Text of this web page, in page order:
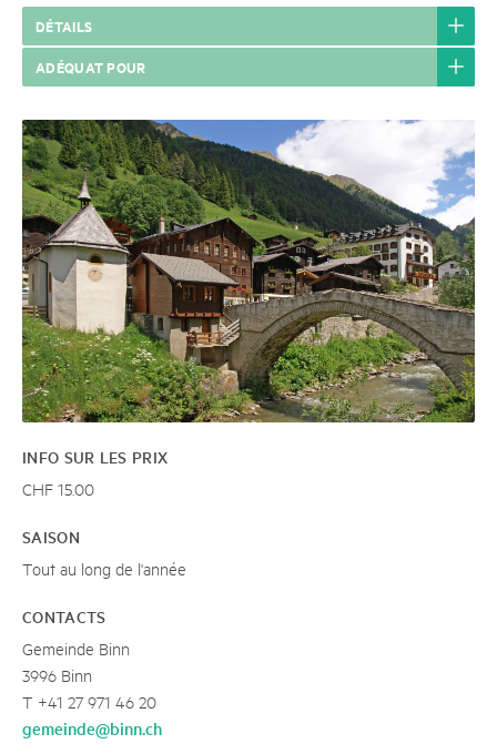
DÉTAILS
ADÉQUAT POUR
INFO SUR LES PRIX
CHF 15.00
SAISON
Tout au long de l'année
CONTACTS
Gemeinde Binn
3996 Binn
T +41 27 971 46 20
gemeinde@binn.ch